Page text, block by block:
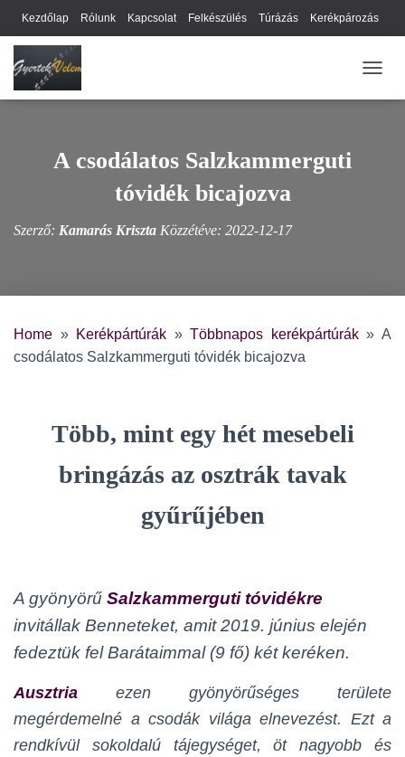
Kezdőlap Rólunk Kapcsolat Felkészülés Túrázás Kerékpározás
Webhely térkép
A csodálatos Salzkammerguti
tóvidék bicajozva
Szerző: Kamarás Kriszta Közzétéve: 2022-12-17
Home » Kerékpártúrák » Többnapos kerékpártúrák » A
csodálatos Salzkammerguti tóvidék bicajozva
Több, mint egy hét mesebeli
bringázás az osztrák tavak
gyűrűjében
A gyönyörű Salzkammerguti tóvidékre
invitállak Benneteket, amit 2019. június elején
fedeztük fel Barátaimmal (9 fő) két keréken.
Ausztria ezen gyönyörűséges területe
megérdemelné a csodák világa elnevezést. Ezt a
rendkívül sokoldalú tájegységet, öt nagyobb és